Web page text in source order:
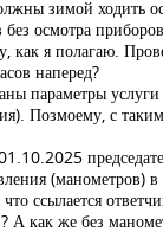
зимой ходить
осмотра
как я полагаю.
наперед?
параметры
Позмоему, с
(манометров)
ссылается
как же без